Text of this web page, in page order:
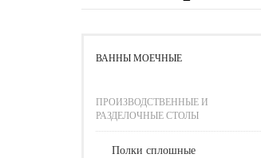
ВАННЫ МОЕЧНЫЕ
ПРОИЗВОДСТВЕННЫЕ И
РАЗДЕЛОЧНЫЕ СТОЛЫ
Полки сплошные